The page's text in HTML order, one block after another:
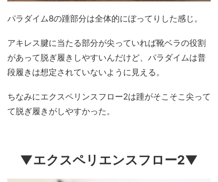
パラダイム8の踵部分は全体的にぼってりした感じ。
アキレス腱に当たる部分が尖っていれば靴ベラの役割
があって脱ぎ履きしやすいんだけど、パラダイムは普
段履きは想定されていないように見える。
ちなみにエクスペリンスフロー2は踵がそこそこ尖って
て脱ぎ履きがしやすかった。
▼エクスペリエンスフロー2▼